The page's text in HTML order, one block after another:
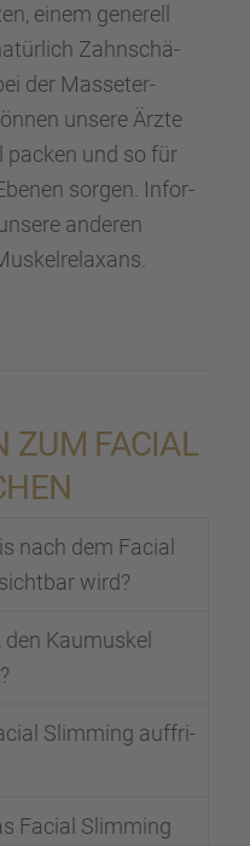
einem generell
Zahnschä­
der Masse­ter-
unsere Ärzte
packen und so für
sorgen. Infor­
anderen
ZUM FACIAL
nach dem Facial
wird?
den Kaumus­kel
Slimming auffri­
Facial Slimming